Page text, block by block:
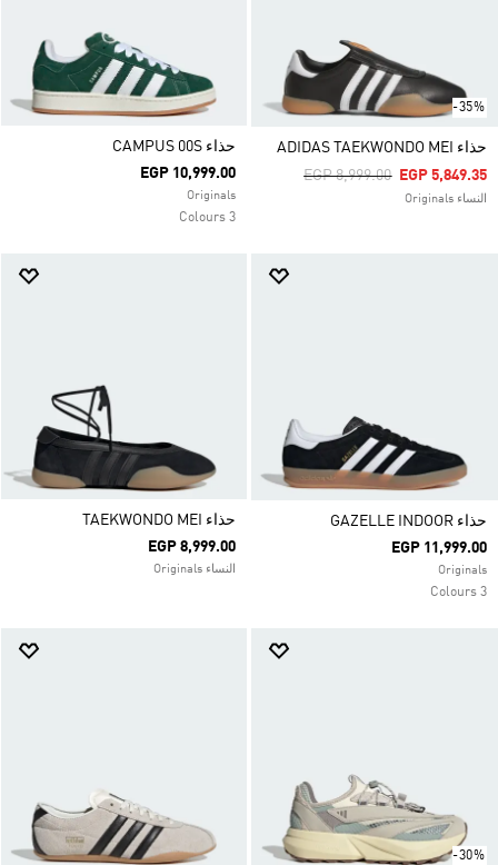
-35%
حذاء ADIDAS TAEKWONDO MEI
Price Reduced From
EGP 8,999.00ToEGP 5,849.35
النساء Originals
حذاء CAMPUS 00S
EGP 10,999.00
Originals
3 Colours
حذاء GAZELLE INDOOR
EGP 11,999.00
Originals
3 Colours
حذاء TAEKWONDO MEI
EGP 8,999.00
النساء Originals
-30%